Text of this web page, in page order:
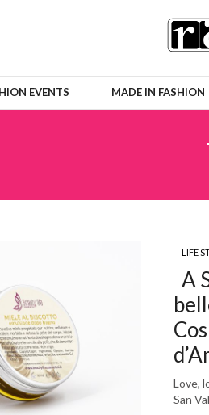
EVENTS MADE IN FASHION
LIFE
A
Love,
San